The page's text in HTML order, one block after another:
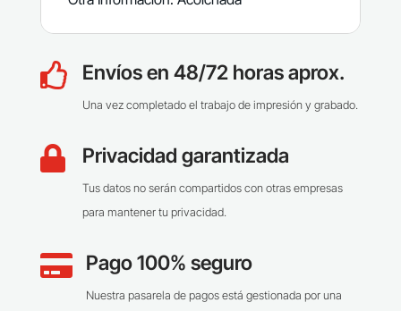
 Envíos en 48/72 horas aprox.
Una vez completado el trabajo de impresión y grabado.
 Privacidad garantizada
Tus datos no serán compartidos con otras empresas
para mantener tu privacidad.
 Pago 100% seguro
Nuestra pasarela de pagos está gestionada por una